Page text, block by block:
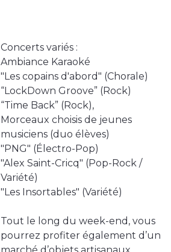
Concerts variés :
Ambiance Karaoké
"Les copains d'abord" (Chorale)
“LockDown Groove” (Rock)
“Time Back” (Rock),
Morceaux choisis de jeunes
musiciens (duo élèves)
"PNG" (Électro-Pop)
"Alex Saint-Cricq" (Pop-Rock /
Variété)
"Les Insortables" (Variété)
Tout le long du week-end, vous
pourrez profiter également d’un